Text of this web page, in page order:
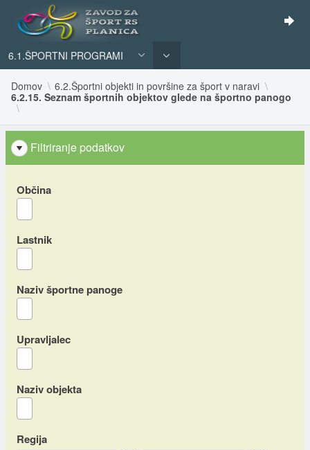
6.1.ŠPORTNI PROGRAMI
Domov
6.2.Športni objekti in površine za šport v naravi
6.2.15. Seznam športnih objektov glede na športno panogo
Filtriranje podatkov
Občina
Lastnik
Naziv športne panoge
Upravljalec
Naziv objekta
Regija